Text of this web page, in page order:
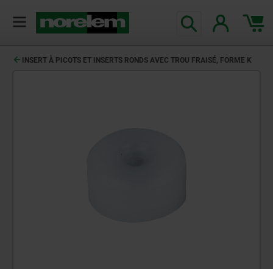
INSERT À PICOTS ET INSERTS RONDS AVEC TROU FRAISÉ, FORME K